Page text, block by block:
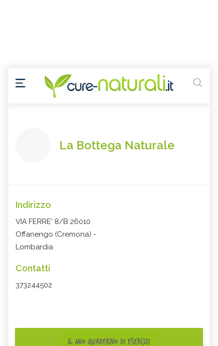
La Bottega Naturale
Indirizzo
VIA FERRE' 8/B 26010
Offanengo (Cremona) -
Lombardia
Contatti
373244502